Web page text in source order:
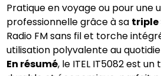
Pratique en voyage ou pour une
professionnelle grâce à sa triple
Radio FM sans fil et torche
utilisation polyvalente au
En résumé, le ITEL IT5082 est